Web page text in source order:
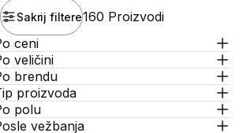
Sakrij filtere160 Proizvodi
ceni
veličini
brendu
proizvoda
polu
vežbanja